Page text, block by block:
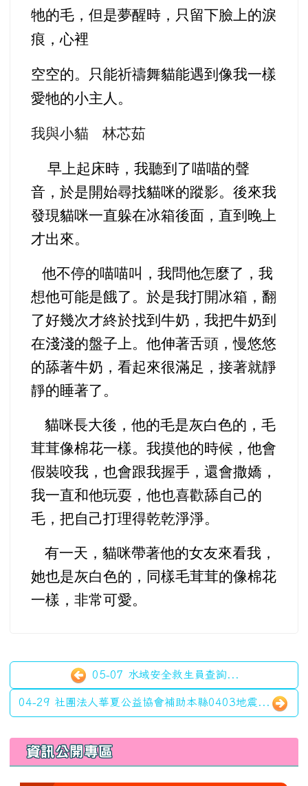
牠的毛，但是夢醒時，只留下臉上的淚
痕，心裡
空空的。只能祈禱舞貓能遇到像我一樣
愛牠的小主人。
我與小貓 林芯茹
早上起床時，我聽到了喵喵的聲
音，於是開始尋找貓咪的蹤影。後來我
發現貓咪一直躲在冰箱後面，直到晚上
才出來。
他不停的喵喵叫，我問他怎麼了，我
想他可能是餓了。於是我打開冰箱，翻
了好幾次才終於找到牛奶，我把牛奶到
在淺淺的盤子上。他伸著舌頭，慢悠悠
的舔著牛奶，看起來很滿足，接著就靜
靜的睡著了。
貓咪長大後，他的毛是灰白色的，毛
茸茸像棉花一樣。我摸他的時候，他會
假裝咬我，也會跟我握手，還會撒嬌，
我一直和他玩耍，他也喜歡舔自己的
毛，把自己打理得乾乾淨淨。
有一天，貓咪帶著他的女友來看我，
她也是灰白色的，同樣毛茸茸的像棉花
一樣，非常可愛。
05-07 水域安全救生員查詢...
04-29 社團法人華夏公益協會補助本縣0403地震...
左邊區域內容
資訊公開專區